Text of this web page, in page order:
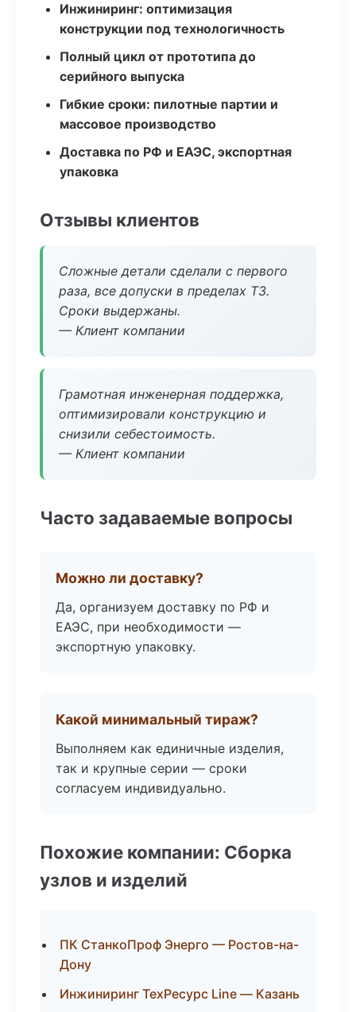
Инжиниринг: оптимизация
конструкции под технологичность
Полный цикл от прототипа до
серийного выпуска
Гибкие сроки: пилотные партии и
массовое производство
Доставка по РФ и ЕАЭС, экспортная
упаковка
Отзывы клиентов
Сложные детали сделали с первого
раза, все допуски в пределах ТЗ.
Сроки выдержаны.
— Клиент компании
Грамотная инженерная поддержка,
оптимизировали конструкцию и
снизили себестоимость.
— Клиент компании
Часто задаваемые вопросы
Можно ли доставку?
Да, организуем доставку по РФ и
ЕАЭС, при необходимости —
экспортную упаковку.
Какой минимальный тираж?
Выполняем как единичные изделия,
так и крупные серии — сроки
согласуем индивидуально.
Похожие компании: Сборка
узлов и изделий
ПК СтанкоПроф Энерго — Ростов-на-
Дону
Инжиниринг ТехРесурс Line — Казань